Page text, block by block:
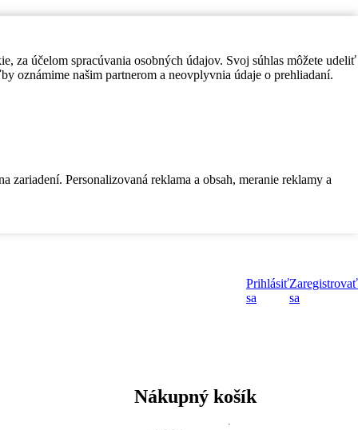
za účelom spracúvania osobných údajov. Svoj súhlas môžete udeliť
oznámime našim partnerom a neovplyvnia údaje o prehliadaní.
Personalizovaná reklama a obsah, meranie reklamy a
Prihlásiť
sa
Zaregistrovať
sa
Nákupný košík